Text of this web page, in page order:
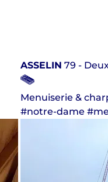
ASSELIN 79 -
Menuiserie &
#notre-dame